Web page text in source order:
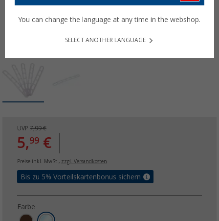
UVP 7,99 €
5,99 €
Preise inkl. MwSt., zzgl. Versandkosten
Bis zu 5% Vorteilskartenbonus sichern
Farbe
You can change the language at any time in the webshop.
SELECT ANOTHER LANGUAGE